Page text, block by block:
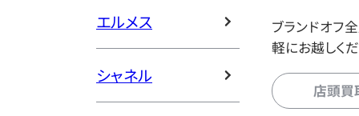
エルメス
シャネル
ブランドオフ
軽にお越しくだ
店頭買